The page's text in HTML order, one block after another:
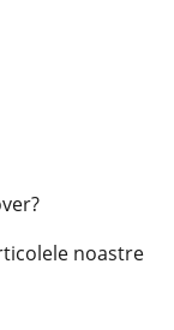
noastre